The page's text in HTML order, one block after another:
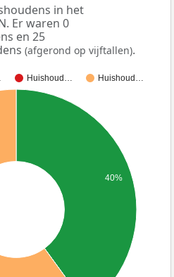
in het
Er waren 0
en 25
(afgerond op vijftallen).
Huishoud… Huishoud…
40%